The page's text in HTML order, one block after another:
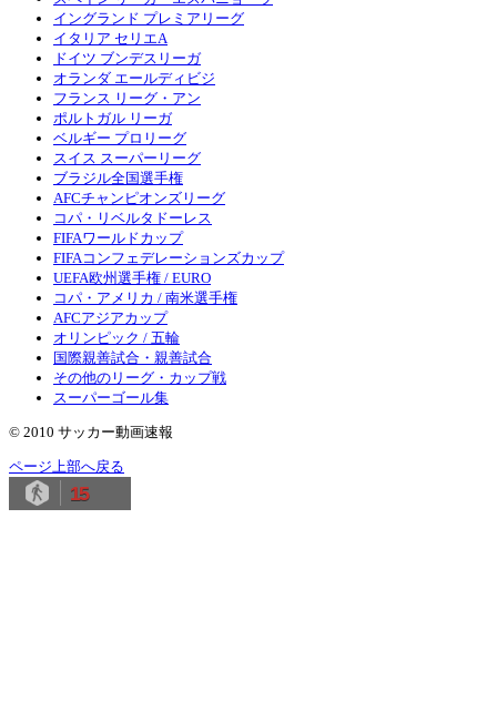
イングランド プレミアリーグ
イタリア セリエA
ドイツ ブンデスリーガ
オランダ エールディビジ
フランス リーグ・アン
ポルトガル リーガ
ベルギー プロリーグ
スイス スーパーリーグ
ブラジル全国選手権
AFCチャンピオンズリーグ
コパ・リベルタドーレス
FIFAワールドカップ
FIFAコンフェデレーションズカップ
UEFA欧州選手権 / EURO
コパ・アメリカ / 南米選手権
AFCアジアカップ
オリンピック / 五輪
国際親善試合・親善試合
その他のリーグ・カップ戦
スーパーゴール集
© 2010 サッカー動画速報
ページ上部へ戻る
15